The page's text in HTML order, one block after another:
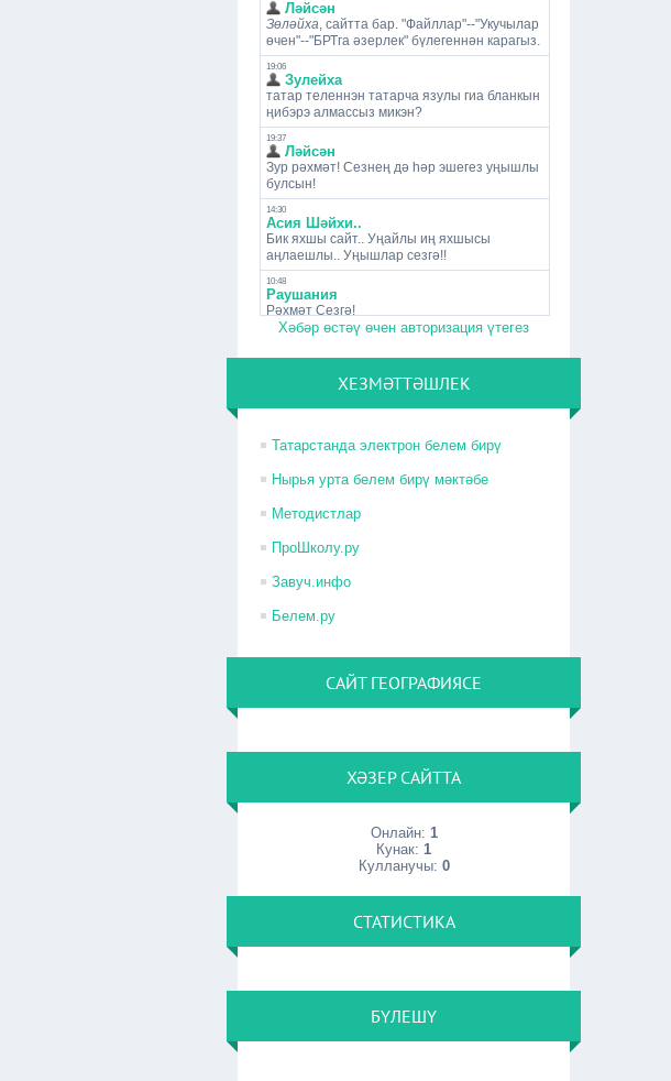
Хәбәр өстәү өчен авторизация үтегез
ХЕЗМӘТТӘШЛЕК
Татарстанда электрон белем бирү
Нырья урта белем бирү мәктәбе
Методистлар
ПроШколу.ру
Завуч.инфо
Белем.ру
САЙТ ГЕОГРАФИЯСЕ
ХӘЗЕР САЙТТА
Онлайн: 1
Кунак:1
Кулланучы: 0
СТАТИСТИКА
БҮЛЕШҮ